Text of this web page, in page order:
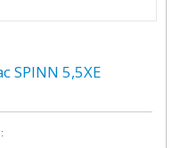
SPINN 5,5XE